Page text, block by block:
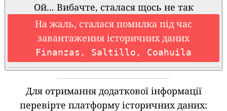
Ой... Вибачте, сталася щось не так
На жаль, сталася помилка під час
завантаження історичних даних
Finanzas, Saltillo, Coahuila
Для отримання додаткової інформації
перевірте платформу історичних даних: